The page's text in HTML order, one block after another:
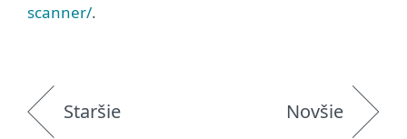
scanner/.
Staršie Novšie